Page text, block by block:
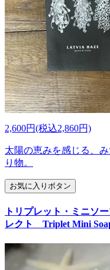
2,600円(税込2,860円)
太陽の恵みを感じる、
り物。
お気に入りボタン
トリプレット・ミニソ
レクト Triplet Mini